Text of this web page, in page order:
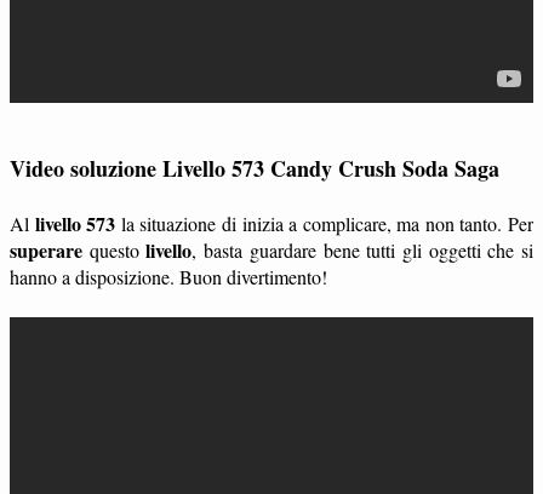
Video soluzione Livello 573 Candy Crush Soda Saga
Al livello 573 la situazione di inizia a complicare, ma non tanto. Per
superare questolivello, basta guardare bene tutti gli oggetti che si
hanno a disposizione. Buon divertimento!